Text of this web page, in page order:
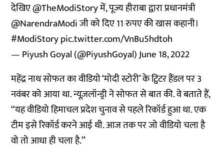
देखिए@TheModiStoryमें, पूज्य हीराबा द्वारा प्रधानमंत्री
@NarendraModiजी को दिए 11 रुपए की खास कहानी।
#ModiStorypic.twitter.com/VnBu5hdtoh
— Piyush Goyal (@PiyushGoyal)June 18, 2022
महेंद्र नाथ सोफत का वीडियो ‘मोदी स्टोरी’ के ट्विटर हैंडल पर 3
नवंबर को आया था. न्यूज़लॉन्ड्री ने सोफत से बात की. वे बताते हैं,
‘‘यह वीडियो हिमाचल प्रदेश चुनाव से पहले रिकॉर्ड हुआ था. एक
टीम इसे रिकॉर्ड करने आई थी. आज तक पर जो वीडियो चला है
वो तो आधा ही चला है.’’